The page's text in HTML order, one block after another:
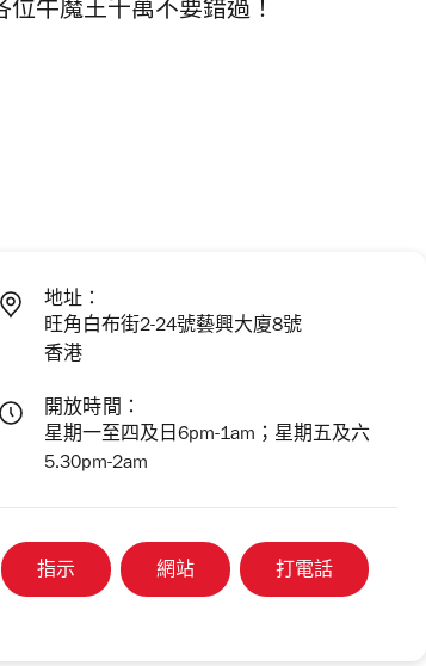
牛魔王千萬不要錯過！
地址：
旺角白布街2-24號藝興大廈8號
香港
開放時間：
星期一至四及日6pm-1am；星期五及六
5.30pm-2am
指示 網站 打電話